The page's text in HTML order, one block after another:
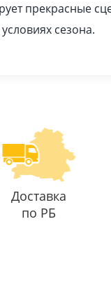
прекрасные
сезона.
Доставка
по РБ